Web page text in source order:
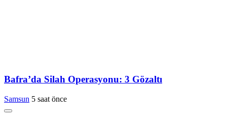
Bafra’da Silah Operasyonu: 3 Gözaltı
Samsun 5 saat önce